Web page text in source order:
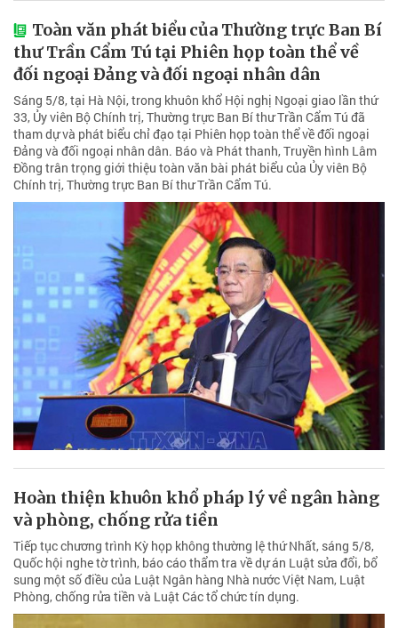
Toàn văn phát biểu của Thường trực Ban Bí
thư Trần Cẩm Tú tại Phiên họp toàn thể về
đối ngoại Đảng và đối ngoại nhân dân
Sáng 5/8, tại Hà Nội, trong khuôn khổ Hội nghị Ngoại giao lần thứ
33, Ủy viên Bộ Chính trị, Thường trực Ban Bí thư Trần Cẩm Tú đã
tham dự và phát biểu chỉ đạo tại Phiên họp toàn thể về đối ngoại
Đảng và đối ngoại nhân dân. Báo và Phát thanh, Truyền hình Lâm
Đồng trân trọng giới thiệu toàn văn bài phát biểu của Ủy viên Bộ
Chính trị, Thường trực Ban Bí thư Trần Cẩm Tú.
Hoàn thiện khuôn khổ pháp lý về ngân hàng
và phòng, chống rửa tiền
Tiếp tục chương trình Kỳ họp không thường lệ thứ Nhất, sáng 5/8,
Quốc hội nghe tờ trình, báo cáo thẩm tra về dự án Luật sửa đổi, bổ
sung một số điều của Luật Ngân hàng Nhà nước Việt Nam, Luật
Phòng, chống rửa tiền và Luật Các tổ chức tín dụng.